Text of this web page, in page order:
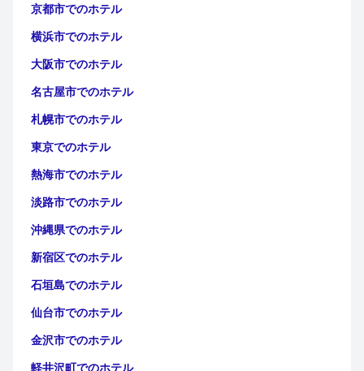
京都市でのホテル
横浜市でのホテル
大阪市でのホテル
名古屋市でのホテル
札幌市でのホテル
東京でのホテル
熱海市でのホテル
淡路市でのホテル
沖縄県でのホテル
新宿区でのホテル
石垣島でのホテル
仙台市でのホテル
金沢市でのホテル
軽井沢町でのホテル